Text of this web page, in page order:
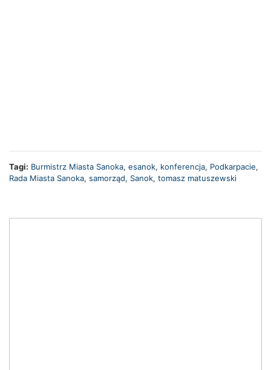
Tagi: Burmistrz Miasta Sanoka, esanok, konferencja, Podkarpacie,
Rada Miasta Sanoka, samorząd, Sanok, tomasz matuszewski